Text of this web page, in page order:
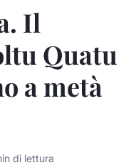
Il
Quatu
a metà
di lettura